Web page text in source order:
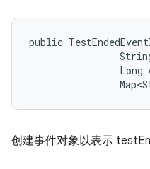
public
Long
创建事件对象以表示